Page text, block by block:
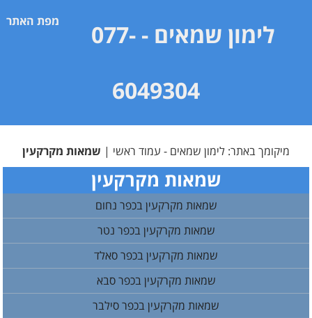
מפת האתר לימון שמאים
- 077-
6049304
מיקומך באתר: לימון שמאים - עמוד ראשי | שמאות מקרקעין
שמאות מקרקעין
שמאות מקרקעין בכפר נחום
שמאות מקרקעין בכפר נטר
שמאות מקרקעין בכפר סאלד
שמאות מקרקעין בכפר סבא
שמאות מקרקעין בכפר סילבר